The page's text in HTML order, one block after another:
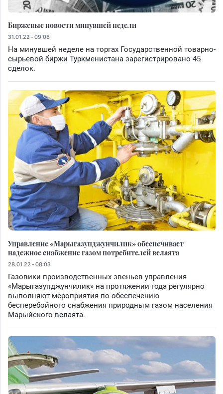
Биржевые новости минувшей недели
31.01.22 - 09:08
На минувшей неделе на торгах Государственной товарно-
сырьевой биржи Туркменистана зарегистрировано 45
сделок.
Управление «Марыгазупджунчилик» обеспечивает
надежное снабжение газом потребителей велаята
28.01.22 - 08:03
Газовики производственных звеньев управления
«Марыгазупджунчилик» на протяжении года регулярно
выполняют мероприятия по обеспечению
бесперебойного снабжения природным газом населения
Марыйского велаята.